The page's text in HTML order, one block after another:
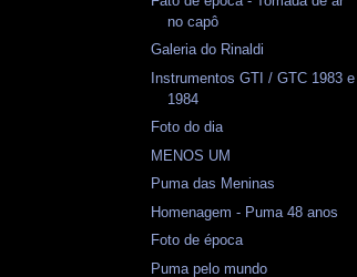
no capô
Galeria do Rinaldi
Instrumentos GTI / GTC 1983 e
1984
Foto do dia
MENOS UM
Puma das Meninas
Homenagem - Puma 48 anos
Foto de época
Puma pelo mundo